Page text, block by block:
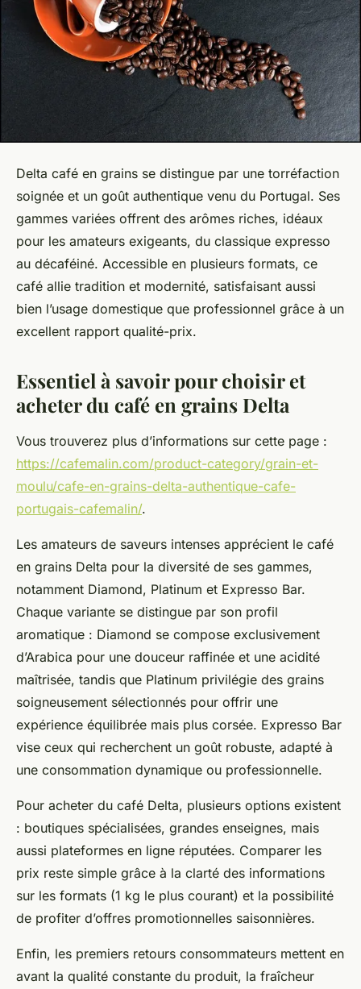
Delta café en grains se distingue par une torréfaction
soignée et un goût authentique venu du Portugal. Ses
gammes variées offrent des arômes riches, idéaux
pour les amateurs exigeants, du classique expresso
au décaféiné. Accessible en plusieurs formats, ce
café allie tradition et modernité, satisfaisant aussi
bien l’usage domestique que professionnel grâce à un
excellent rapport qualité-prix.
Essentiel à savoir pour choisir et
acheter du café en grains Delta
Vous trouverez plus d’informations sur cette page :
https://cafemalin.com/product-category/grain-et-
moulu/cafe-en-grains-delta-authentique-cafe-
portugais-cafemalin/.
Les amateurs de saveurs intenses apprécient le café
en grains Delta pour la diversité de ses gammes,
notamment Diamond, Platinum et Expresso Bar.
Chaque variante se distingue par son profil
aromatique : Diamond se compose exclusivement
d’Arabica pour une douceur raffinée et une acidité
maîtrisée, tandis que Platinum privilégie des grains
soigneusement sélectionnés pour offrir une
expérience équilibrée mais plus corsée. Expresso Bar
vise ceux qui recherchent un goût robuste, adapté à
une consommation dynamique ou professionnelle.
Pour acheter du café Delta, plusieurs options existent
: boutiques spécialisées, grandes enseignes, mais
aussi plateformes en ligne réputées. Comparer les
prix reste simple grâce à la clarté des informations
sur les formats (1 kg le plus courant) et la possibilité
de profiter d’offres promotionnelles saisonnières.
Enfin, les premiers retours consommateurs mettent en
avant la qualité constante du produit, la fraîcheur